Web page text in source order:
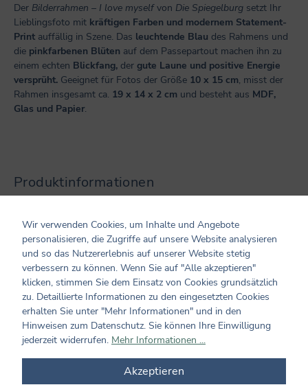
Der Bilderrahmen – I love myselfvon Die Spiegelburg setzt Ihr
Lieblingsfoto mit kräftigen Farben und modernem Statement-
Print auffällig in Szene. Das leuchtende Blau des Rahmens und
die pinkfarbenen Blüten auf dem Passepartout machen ihn zu
einem echten Blickfang, der gute Laune und positive Energie
versprüht. Geeignet für Fotos der Größe 10 x 15 cm, misst der
Rahmen insgesamt ca. 19 x 14 x 2 cm und besteht aus MDF,
Glas und Papier.
Produktinformationen
Verarbeitung: aus MDF, Glas und Papier
Hersteller und verantwortliche Person:
Coppenrath Verlag GmbH & Co. KG
Hafenweg 30
48155 Münster
info@coppenrath.de
Kundenmeinungen
Wir verwenden Cookies, um Inhalte und Angebote
personalisieren, die Zugriffe auf unsere Website analysieren
und so das Nutzererlebnis auf unserer Website stetig
verbessern zu können. Wenn Sie auf "Alle akzeptieren"
klicken, stimmen Sie dem Einsatz von Cookies grundsätzlich
zu. Detaillierte Informationen zu den eingesetzten Cookies
erhalten Sie unter "Mehr Informationen" und in den
Hinweisen zum Datenschutz. Sie können Ihre Einwilligung
jederzeit widerrufen. Mehr Informationen ...
Akzeptieren